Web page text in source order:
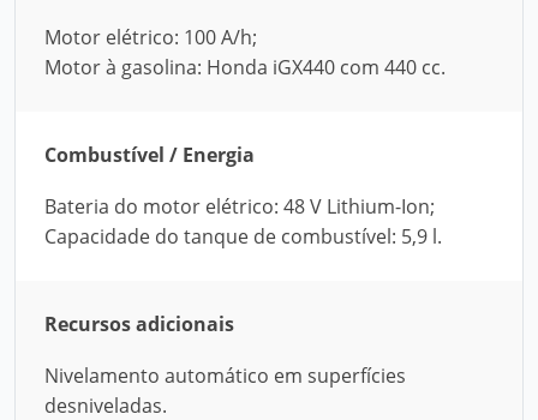
Motor elétrico: 100 A/h;
Motor à gasolina: Honda iGX440 com 440 cc.
Combustível / Energia
Bateria do motor elétrico: 48 V Lithium-Ion;
Capacidade do tanque de combustível: 5,9 l.
Recursos adicionais
Nivelamento automático em superfícies
desniveladas.